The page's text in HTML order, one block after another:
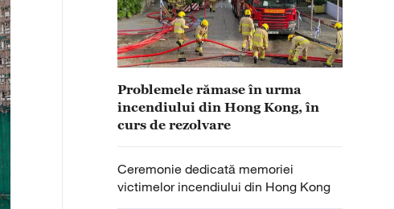
Problemele rămase în urma
incendiului din Hong Kong, în
curs de rezolvare
Ceremonie dedicată memoriei
victimelor incendiului din Hong Kong